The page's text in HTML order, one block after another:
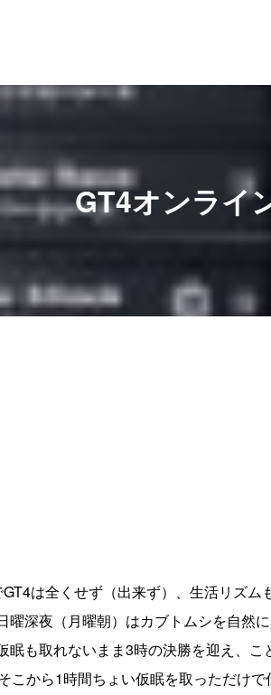
GT4オンライ
は全くせず（出来ず）、生活リズム
深夜（月曜朝）はカブトムシを自然
も取れないまま3時の決勝を迎え、こ
から1時間ちょい仮眠を取っただけ